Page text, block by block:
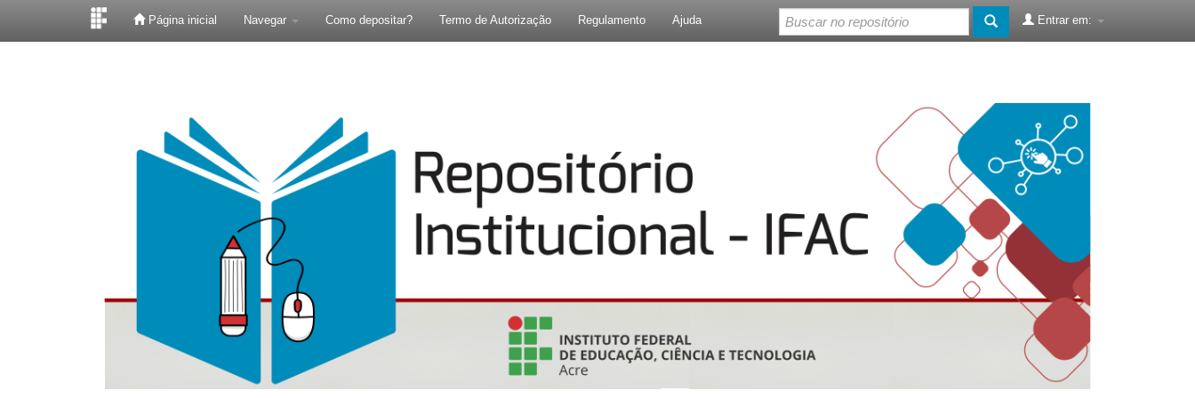
Página inicial Navegar Como depositar? Termo de Autorização Regulamento Ajuda Entrar em: